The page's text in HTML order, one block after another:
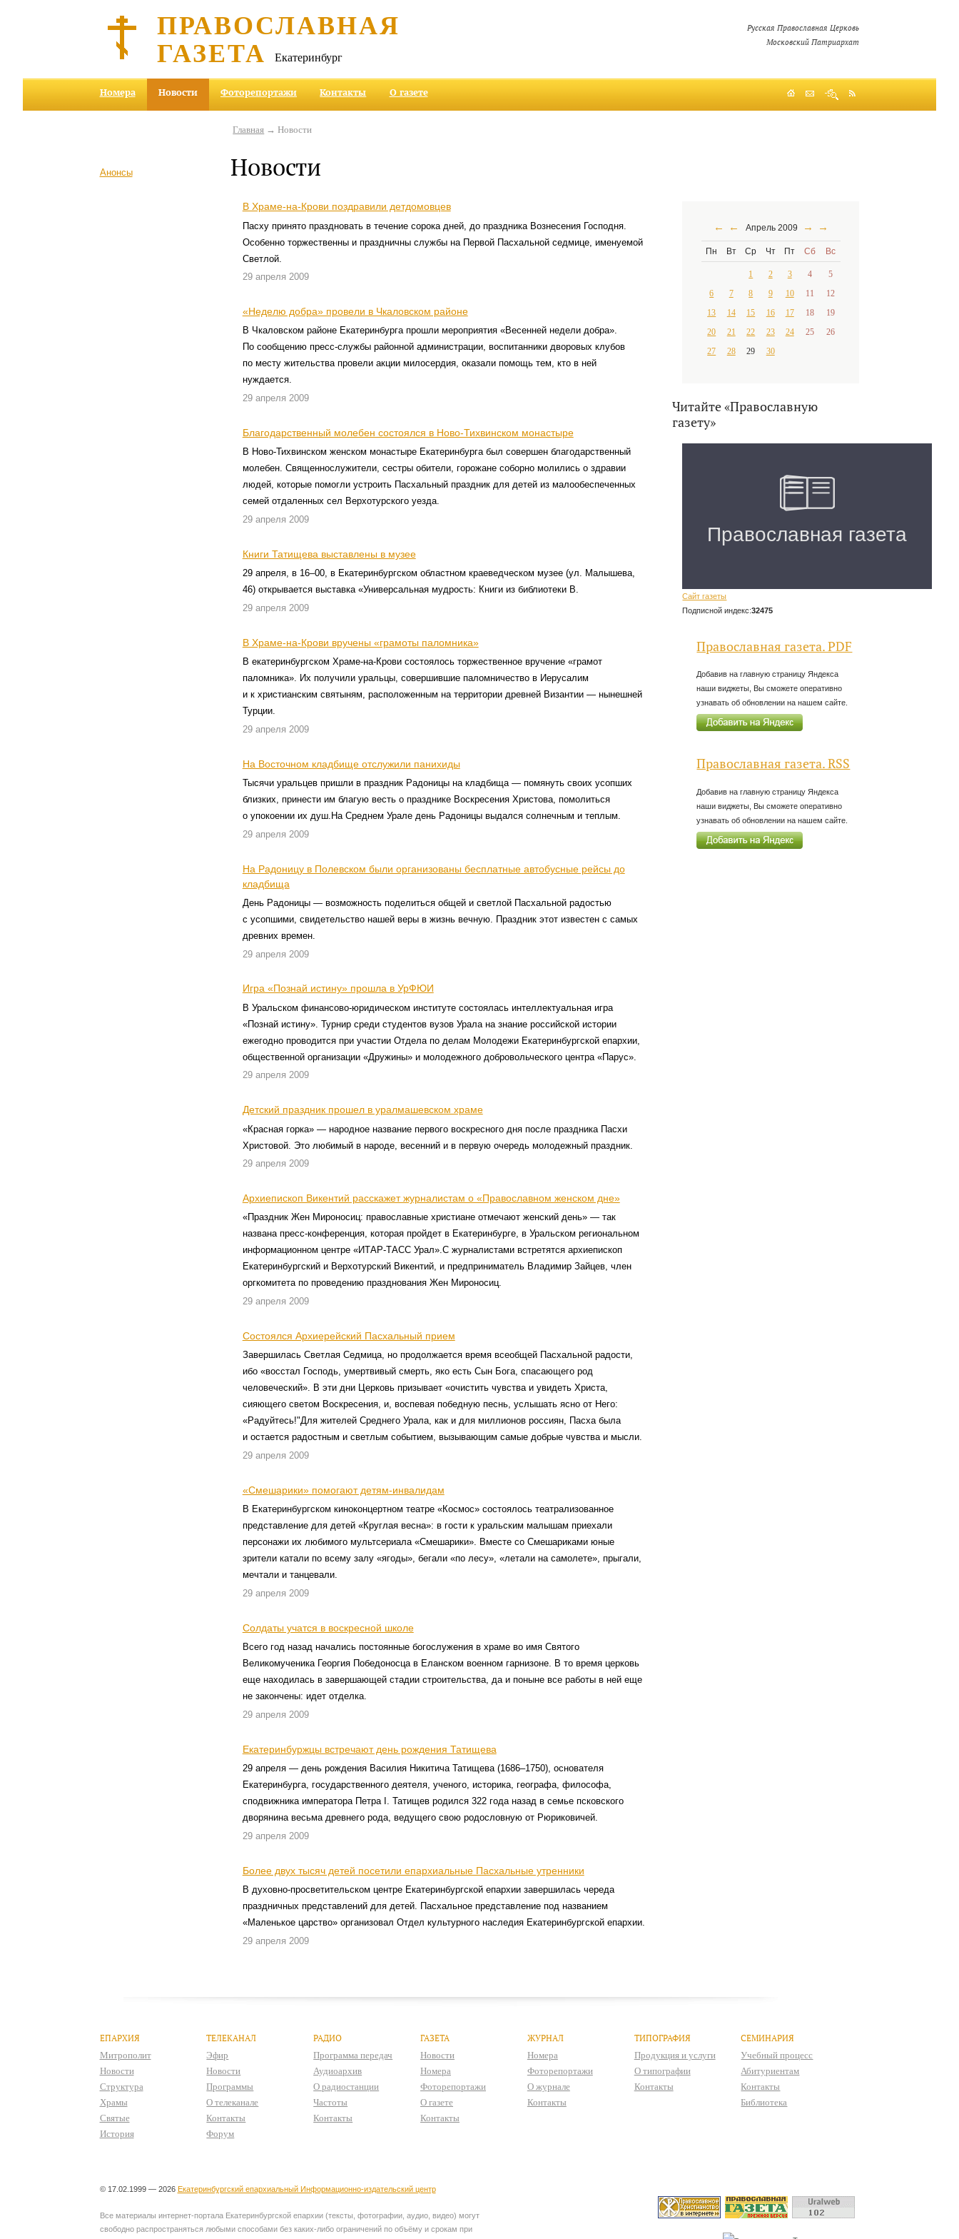
ПРАВОСЛАВНАЯ
ГАЗЕТА Екатеринбург
Русская Православная Церковь
Московский Патриархат
Номера Новости Фоторепортажи Контакты О газете
Анонсы
Главная → Новости
Новости
В Храме-на-Крови поздравили детдомовцев
Пасху принято праздновать в течение сорока дней, до праздника Вознесения Господня.
Особенно торжественны и праздничны службы на Первой Пасхальной седмице, именуемой
Светлой.
29 апреля 2009
«Неделю добра» провели в Чкаловском районе
В Чкаловском районе Екатеринбурга прошли мероприятия «Весенней недели добра».
По сообщению пресс-службы районной администрации, воспитанники дворовых клубов
по месту жительства провели акции милосердия, оказали помощь тем, кто в ней
нуждается.
29 апреля 2009
Благодарственный молебен состоялся в Ново-Тихвинском монастыре
В Ново-Тихвинском женском монастыре Екатеринбурга был совершен благодарственный
молебен. Священнослужители, сестры обители, горожане соборно молились о здравии
людей, которые помогли устроить Пасхальный праздник для детей из малообеспеченных
семей отдаленных сел Верхотурского уезда.
29 апреля 2009
Книги Татищева выставлены в музее
29 апреля, в 16–00, в Екатеринбургском областном краеведческом музее (ул. Малышева,
46) открывается выставка «Универсальная мудрость: Книги из библиотеки В.
29 апреля 2009
В Храме-на-Крови вручены «грамоты паломника»
В екатеринбургском Храме-на-Крови состоялось торжественное вручение «грамот
паломника». Их получили уральцы, совершившие паломничество в Иерусалим
и к христианским святыням, расположенным на территории древней Византии — нынешней
Турции.
29 апреля 2009
На Восточном кладбище отслужили панихиды
Тысячи уральцев пришли в праздник Радоницы на кладбища — помянуть своих усопших
близких, принести им благую весть о празднике Воскресения Христова, помолиться
о упокоении их душ.На Среднем Урале день Радоницы выдался солнечным и теплым.
29 апреля 2009
На Радоницу в Полевском были организованы бесплатные автобусные рейсы до
кладбища
День Радоницы — возможность поделиться общей и светлой Пасхальной радостью
с усопшими, свидетельство нашей веры в жизнь вечную. Праздник этот известен с самых
древних времен.
29 апреля 2009
Игра «Познай истину» прошла в УрФЮИ
В Уральском финансово-юридическом институте состоялась интеллектуальная игра
«Познай истину». Турнир среди студентов вузов Урала на знание российской истории
ежегодно проводится при участии Отдела по делам Молодежи Екатеринбургской епархии,
общественной организации «Дружины» и молодежного добровольческого центра «Парус».
29 апреля 2009
Детский праздник прошел в уралмашевском храме
«Красная горка» — народное название первого воскресного дня после праздника Пасхи
Христовой. Это любимый в народе, весенний и в первую очередь молодежный праздник.
29 апреля 2009
Архиепископ Викентий расскажет журналистам о «Православном женском дне»
«Праздник Жен Мироносиц: православные христиане отмечают женский день» — так
названа пресс-конференция, которая пройдет в Екатеринбурге, в Уральском региональном
информационном центре «ИТАР-ТАСС Урал».С журналистами встретятся архиепископ
Екатеринбургский и Верхотурский Викентий, и предприниматель Владимир Зайцев, член
оргкомитета по проведению празднования Жен Мироносиц.
29 апреля 2009
Состоялся Архиерейский Пасхальный прием
Завершилась Светлая Седмица, но продолжается время всеобщей Пасхальной радости,
ибо «восстал Господь, умертвивый смерть, яко есть Сын Бога, спасающего род
человеческий». В эти дни Церковь призывает «очистить чувства и увидеть Христа,
сияющего светом Воскресения, и, воспевая победную песнь, услышать ясно от Него:
«Радуйтесь!"Для жителей Среднего Урала, как и для миллионов россиян, Пасха была
и остается радостным и светлым событием, вызывающим самые добрые чувства и мысли.
29 апреля 2009
«Смешарики» помогают детям-инвалидам
В Екатеринбургском киноконцертном театре «Космос» состоялось театрализованное
представление для детей «Круглая весна»: в гости к уральским малышам приехали
персонажи их любимого мультсериала «Смешарики». Вместе со Смешариками юные
зрители катали по всему залу «ягоды», бегали «по лесу», «летали на самолете», прыгали,
мечтали и танцевали.
29 апреля 2009
Солдаты учатся в воскресной школе
Всего год назад начались постоянные богослужения в храме во имя Святого
Великомученика Георгия Победоносца в Еланском военном гарнизоне. В то время церковь
еще находилась в завершающей стадии строительства, да и поныне все работы в ней еще
не закончены: идет отделка.
29 апреля 2009
Екатеринбуржцы встречают день рождения Татищева
29 апреля — день рождения Василия Никитича Татищева (1686–1750), основателя
Екатеринбурга, государственного деятеля, ученого, историка, географа, философа,
сподвижника императора Петра I. Татищев родился 322 года назад в семье псковского
дворянина весьма древнего рода, ведущего свою родословную от Рюриковичей.
29 апреля 2009
Более двух тысяч детей посетили епархиальные Пасхальные утренники
В духовно-просветительском центре Екатеринбургской епархии завершилась череда
праздничных представлений для детей. Пасхальное представление под названием
«Маленькое царство» организовал Отдел культурного наследия Екатеринбургской епархии.
29 апреля 2009
← ← Апрель 2009 → →
Пн Вт Ср Чт Пт Сб Вс
1 2 3 4
5
6
7 8 9 10 11
12
13
14 15 16 17 18
19
20
21 22 23 24 25
26
27
28 29 30
Читайте «Православную
газету»
Сайт газеты
Подписной индекс:32475
Православная газета. PDF
Добавив на главную страницу Яндекса
наши виджеты, Вы сможете оперативно
узнавать об обновлении на нашем сайте.
Православная газета. RSS
Добавив на главную страницу Яндекса
наши виджеты, Вы сможете оперативно
узнавать об обновлении на нашем сайте.
ЕПАРХИЯ
Митрополит
Новости
Структура
Храмы
Святые
История
ТЕЛЕКАНАЛ
Эфир
Новости
Программы
О телеканале
Контакты
Форум
РАДИО
Программа передач
Аудиоархив
О радиостанции
Частоты
Контакты
ГАЗЕТА
Новости
Номера
Фоторепортажи
О газете
Контакты
ЖУРНАЛ
Номера
Фоторепортажи
О журнале
Контакты
ТИПОГРАФИЯ
Продукция и услуги
О типографии
Контакты
СЕМИНАРИЯ
Учебный процесс
Абитуриентам
Контакты
Библиотека
© 17.02.1999 — 2026 Екатеринбургский епархиальный Информационно-издательский центр
Все материалы интернет-портала Екатеринбургской епархии (тексты, фотографии, аудио, видео) могут
свободно распространяться любыми способами без каких-либо ограничений по объёму и срокам при